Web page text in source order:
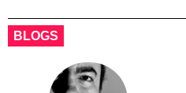
BLOGS